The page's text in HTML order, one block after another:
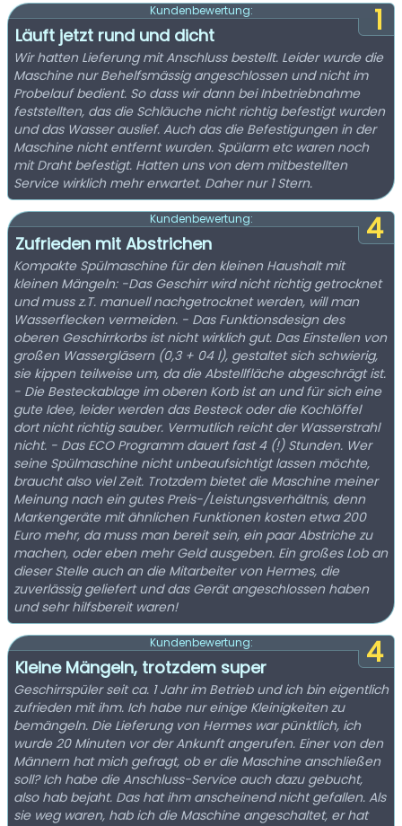
1
Kundenbewertung:
Läuft jetzt rund und dicht
Wir hatten Lieferung mit Anschluss bestellt. Leider wurde die
Maschine nur Behelfsmässig angeschlossen und nicht im
Probelauf bedient. So dass wir dann bei Inbetriebnahme
feststellten, das die Schläuche nicht richtig befestigt wurden
und das Wasser auslief. Auch das die Befestigungen in der
Maschine nicht entfernt wurden. Spülarm etc waren noch
mit Draht befestigt. Hatten uns von dem mitbestellten
Service wirklich mehr erwartet. Daher nur 1 Stern.
4
Kundenbewertung:
Zufrieden mit Abstrichen
Kompakte Spülmaschine für den kleinen Haushalt mit
kleinen Mängeln: -Das Geschirr wird nicht richtig getrocknet
und muss z.T. manuell nachgetrocknet werden, will man
Wasserflecken vermeiden. - Das Funktionsdesign des
oberen Geschirrkorbs ist nicht wirklich gut. Das Einstellen von
großen Wassergläsern (0,3 + 04 l), gestaltet sich schwierig,
sie kippen teilweise um, da die Abstellfläche abgeschrägt ist.
- Die Besteckablage im oberen Korb ist an und für sich eine
gute Idee, leider werden das Besteck oder die Kochlöffel
dort nicht richtig sauber. Vermutlich reicht der Wasserstrahl
nicht. - Das ECO Programm dauert fast 4 (!) Stunden. Wer
seine Spülmaschine nicht unbeaufsichtigt lassen möchte,
braucht also viel Zeit. Trotzdem bietet die Maschine meiner
Meinung nach ein gutes Preis-/Leistungsverhältnis, denn
Markengeräte mit ähnlichen Funktionen kosten etwa 200
Euro mehr, da muss man bereit sein, ein paar Abstriche zu
machen, oder eben mehr Geld ausgeben. Ein großes Lob an
dieser Stelle auch an die Mitarbeiter von Hermes, die
zuverlässig geliefert und das Gerät angeschlossen haben
und sehr hilfsbereit waren!
4
Kundenbewertung:
Kleine Mängeln, trotzdem super
Geschirrspüler seit ca. 1 Jahr im Betrieb und ich bin eigentlich
zufrieden mit ihm. Ich habe nur einige Kleinigkeiten zu
bemängeln. Die Lieferung von Hermes war pünktlich, ich
wurde 20 Minuten vor der Ankunft angerufen. Einer von den
Männern hat mich gefragt, ob er die Maschine anschließen
soll? Ich habe die Anschluss-Service auch dazu gebucht,
also hab bejaht. Das hat ihm anscheinend nicht gefallen. Als
sie weg waren, hab ich die Maschine angeschaltet, er hat